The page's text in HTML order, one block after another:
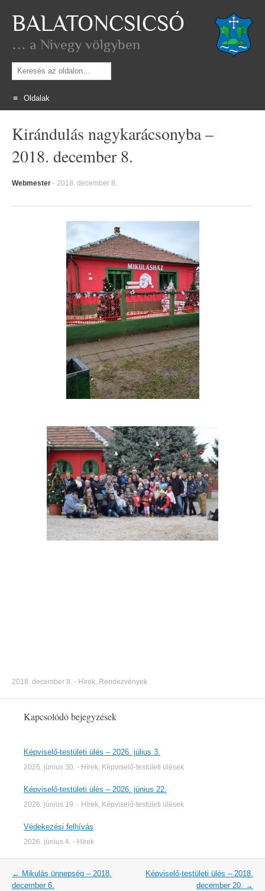
BALATONCSICSÓ
… a Nivegy völgyben
Keresés
Oldalak
Kirándulás nagykarácsonyba –
2018. december 8.
Webmester - 2018. december 8.
2018. december 8. - Hírek, Rendezvények
Kapcsolódó bejegyzések
Képviselő-testületi ülés – 2026. július 3.
2026. június 30. - Hírek, Képviselő-testületi ülések
Képviselő-testületi ülés – 2026. június 22.
2026. június 19. - Hírek, Képviselő-testületi ülések
Védekezési felhívás
2026. június 4. - Hírek
Post
navigation
← Mikulás ünnepség – 2018.
december 6.
Képviselő-testületi ülés – 2018.
december 20.
→